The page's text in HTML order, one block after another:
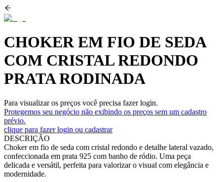
CHOKER EM FIO DE SEDA
COM CRISTAL REDONDO
PRATA RODINADA
Para visualizar os preços você precisa fazer login.
Protegemos seu negócio não exibindo os preços sem um cadastro
prévio.
clique para fazer login ou cadastrar
DESCRIÇÃO
Choker em fio de seda com cristal redondo e detalhe lateral vazado,
confeccionada em prata 925 com banho de ródio. Uma peça
delicada e versátil, perfeita para valorizar o visual com elegância e
modernidade.